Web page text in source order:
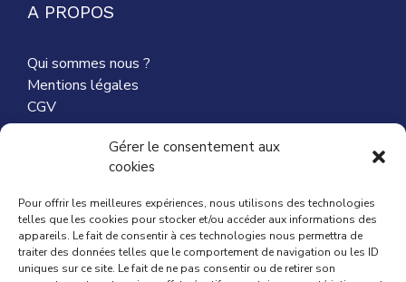
Gérer le consentement aux
cookies
Pour offrir les meilleures expériences, nous utilisons des technologies
telles que les cookies pour stocker et/ou accéder aux informations des
appareils. Le fait de consentir à ces technologies nous permettra de
traiter des données telles que le comportement de navigation ou les ID
uniques sur ce site. Le fait de ne pas consentir ou de retirer son
A PROPOS
Qui sommes nous ?
Mentions légales
CGV
Nous contacter
ACTUALITÉ